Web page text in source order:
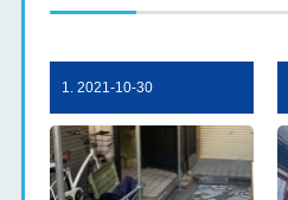
1. 2021-10-30